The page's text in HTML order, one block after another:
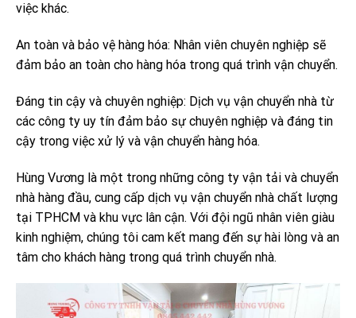
việc khác.
An toàn và bảo vệ hàng hóa: Nhân viên chuyên nghiệp sẽ
đảm bảo an toàn cho hàng hóa trong quá trình vận chuyển.
Đáng tin cậy và chuyên nghiệp: Dịch vụ vận chuyển nhà từ
các công ty uy tín đảm bảo sự chuyên nghiệp và đáng tin
cậy trong việc xử lý và vận chuyển hàng hóa.
Hùng Vương là một trong những công ty vận tải và chuyển
nhà hàng đầu, cung cấp dịch vụ vận chuyển nhà chất lượng
tại TPHCM và khu vực lân cận. Với đội ngũ nhân viên giàu
kinh nghiệm, chúng tôi cam kết mang đến sự hài lòng và an
tâm cho khách hàng trong quá trình chuyển nhà.